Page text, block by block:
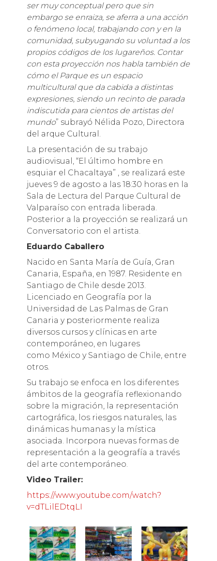
ser muy conceptual pero que sin
embargo se enraiza, se aferra a una acción
o fenómeno local, trabajando con y en la
comunidad, subyugando su voluntad a los
propios códigos de los lugareños. Contar
con esta proyección nos habla también de
cómo el Parque es un espacio
multicultural que da cabida a distintas
expresiones, siendo un recinto de parada
indiscutida para cientos de artistas del
mundo” subrayó Nélida Pozo, Directora
del arque Cultural.
La presentación de su trabajo
audiovisual, “El último hombre en
esquiar el Chacaltaya” , se realizará este
jueves 9 de agosto a las 18:30 horas en la
Sala de Lectura del Parque Cultural de
Valparaíso con entrada liberada.
Posterior a la proyección se realizará un
Conversatorio con el artista.
Eduardo Caballero
Nacido en Santa María de Guía, Gran
Canaria, España, en 1987. Residente en
Santiago de Chile desde 2013.
Licenciado en Geografía por la
Universidad de Las Palmas de Gran
Canaria y posteriormente realiza
diversos cursos y clínicas en arte
contemporáneo, en lugares
como México y Santiago de Chile, entre
otros.
Su trabajo se enfoca en los diferentes
ámbitos de la geografía reflexionando
sobre la migración, la representación
cartográfica, los riesgos naturales, las
dinámicas humanas y la mística
asociada. Incorpora nuevas formas de
representación a la geografía a través
del arte contemporáneo.
Video Trailer:
https://www.youtube.com/watch?
v=dTLilEDtqLI